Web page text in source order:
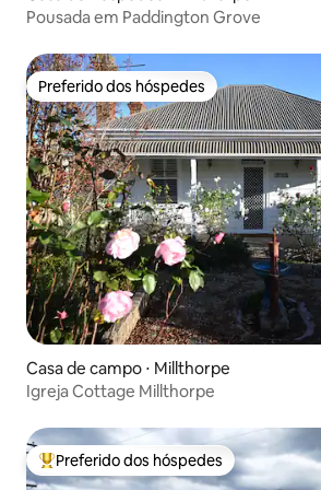
Pousada em Paddington Grove
Preferido dos hóspedes
Preferido dos hóspedes
Casa de campo ⋅ Millthorpe
Igreja Cottage Millthorpe
Entre os melhores preferidos dos
Preferido dos hóspedes